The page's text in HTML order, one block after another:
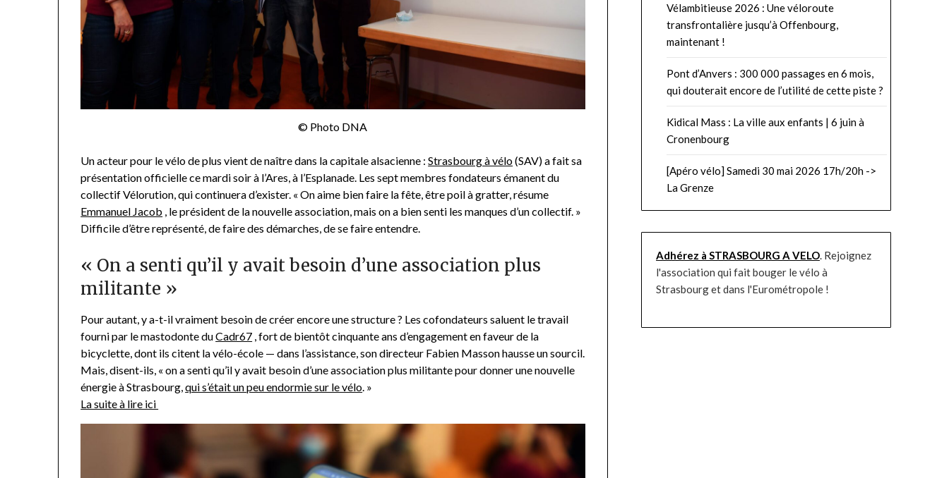
© Photo DNA
Un acteur pour le vélo de plus vient de naître dans la capitale alsacienne :Strasbourg à vélo(SAV) a fait sa
présentation officielle ce mardi soir à l’Ares, à l’Esplanade. Les sept membres fondateurs émanent du
collectif Vélorution, qui continuera d’exister. « On aime bien faire la fête, être poil à gratter, résume
Emmanuel Jacob , le président de la nouvelle association, mais on a bien senti les manques d’un collectif. »
Difficile d’être représenté, de faire des démarches, de se faire entendre.
« On a senti qu’il y avait besoin d’une association plus
militante »
Pour autant, y a-t-il vraiment besoin de créer encore une structure ? Les cofondateurs saluent le travail
fourni par le mastodonte duCadr67 , fort de bientôt cinquante ans d’engagement en faveur de la
bicyclette, dont ils citent la vélo-école — dans l’assistance, son directeur Fabien Masson hausse un sourcil.
Mais, disent-ils, « on a senti qu’il y avait besoin d’une association plus militante pour donner une nouvelle
énergie à Strasbourg,qui s’était un peu endormie sur le vélo. »
La suite à lire ici
Vélambitieuse 2026 : Une véloroute
transfrontalière jusqu’à Offenbourg,
maintenant !
Pont d’Anvers : 300 000 passages en 6 mois,
qui douterait encore de l’utilité de cette piste ?
Kidical Mass : La ville aux enfants | 6 juin à
Cronenbourg
[Apéro vélo] Samedi 30 mai 2026 17h/20h ->
La Grenze
Adhérez à STRASBOURG A VELO. Rejoignez
l'association qui fait bouger le vélo à
Strasbourg et dans l'Eurométropole !